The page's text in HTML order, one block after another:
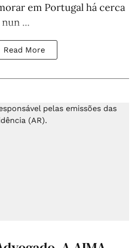
em Portugal há cerca
...
Read More